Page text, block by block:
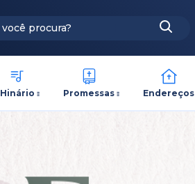
Hinário Promessas Endereços